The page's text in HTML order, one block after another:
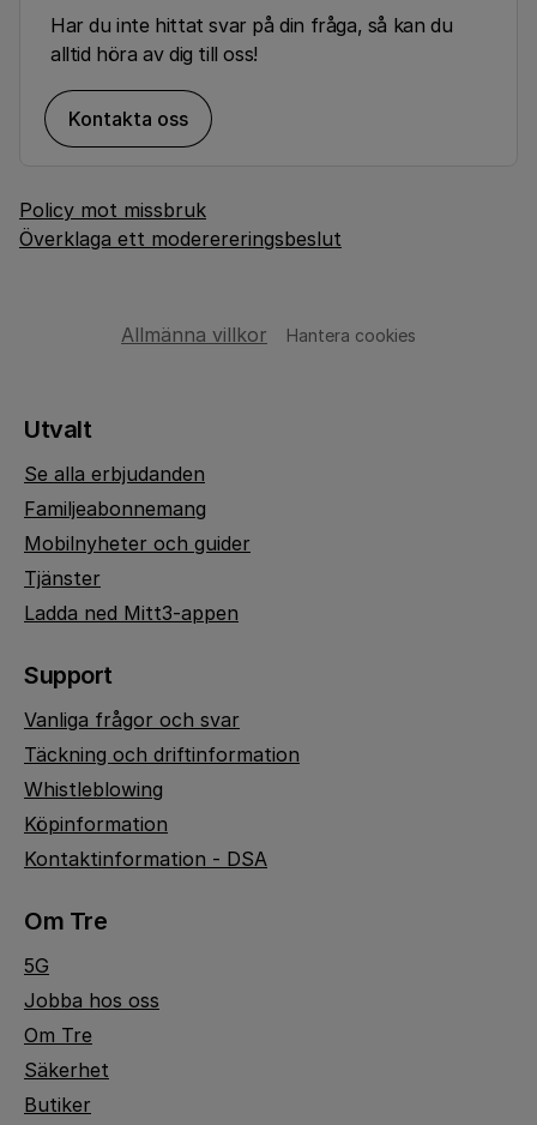
Har du inte hittat svar på din fråga, så kan du
alltid höra av dig till oss!
Kontakta oss
Policy mot missbruk
Överklaga ett moderereringsbeslut
Allmänna villkor Hantera cookies
Utvalt
Se alla erbjudanden
Familjeabonnemang
Mobilnyheter och guider
Tjänster
Ladda ned Mitt3-appen
Support
Vanliga frågor och svar
Täckning och driftinformation
Whistleblowing
Köpinformation
Kontaktinformation - DSA
Om Tre
5G
Jobba hos oss
Om Tre
Säkerhet
Butiker